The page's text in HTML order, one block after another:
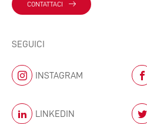
CONTATTACI
SEGUICI
INSTAGRAM
LINKEDIN